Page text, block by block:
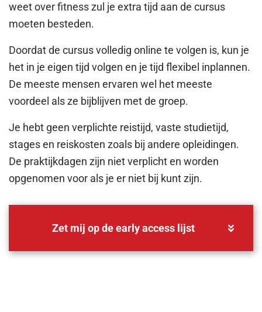
weet over fitness zul je extra tijd aan de cursus
moeten besteden.
Doordat de cursus volledig online te volgen is, kun je
het in je eigen tijd volgen en je tijd flexibel inplannen.
De meeste mensen ervaren wel het meeste
voordeel als ze bijblijven met de groep.
Je hebt geen verplichte reistijd, vaste studietijd,
stages en reiskosten zoals bij andere opleidingen.
De praktijkdagen zijn niet verplicht en worden
opgenomen voor als je er niet bij kunt zijn.
Zet mij op de early access lijst